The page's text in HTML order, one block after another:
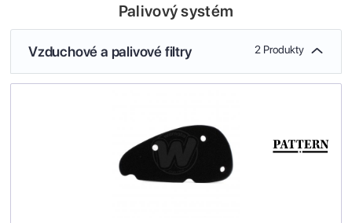
Palivový systém
Vzduchové a palivové filtry 2 Produkty